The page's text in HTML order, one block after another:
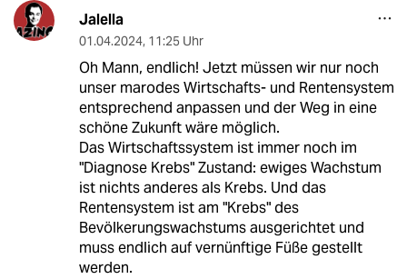
Jalella
01.04.2024, 11:25 Uhr
Oh Mann, endlich! Jetzt müssen wir nur noch
unser marodes Wirtschafts- und Rentensystem
entsprechend anpassen und der Weg in eine
schöne Zukunft wäre möglich.
Das Wirtschaftssystem ist immer noch im
"Diagnose Krebs" Zustand: ewiges Wachstum
ist nichts anderes als Krebs. Und das
Rentensystem ist am "Krebs" des
Bevölkerungswachstums ausgerichtet und
muss endlich auf vernünftige Füße gestellt
werden.